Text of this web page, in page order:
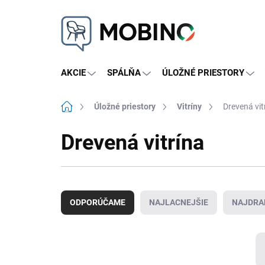
AKCIE SPÁLŇA ÚLOŽNÉ PRIESTORY
DomovÚložné priestory Vitríny Drevená
Drevená vitrína
a
d
ODPORÚČAME NAJLACNEJŠIE